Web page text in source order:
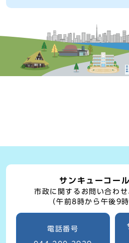
サンキューコー
市政に関するお問い合わ
（午前8時から午後9
電話番号